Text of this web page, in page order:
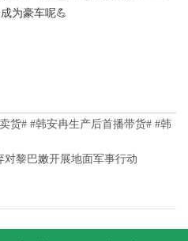
为豪车呢💪
货# #韩安冉生产后首播带货# #韩
对黎巴嫩开展地面军事行动